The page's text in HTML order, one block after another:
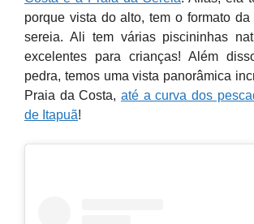
porque vista do alto, tem o formato
sereia. Ali tem várias piscininhas
excelentes para crianças! Além
pedra, temos uma vista panorâmica
Praia da Costa, até a curva dos
de Itapuã!